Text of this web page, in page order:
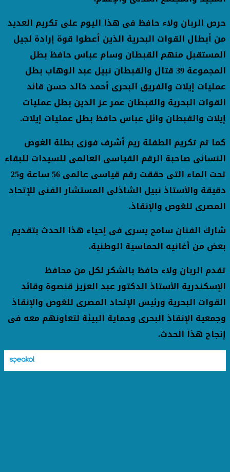
حرص الربان ولاء حافظ فى هذا اليوم على تكريم العديد
من أبطال القوات البحرية الذين أعطوا قوة إرادة لجيل
المستقبل منهم القبطان وسام عباس حافظ بطل
المجموعة 39 قتال والقبطان نبيل عبد الوهاب بطل
عمليات إيلات والفريق البحرى أحمد خالد حسن قائد
القوات البحرية والقبطان عمر عز الدين بطل عمليات
إيلات والقبطان وائل عباس حافظ بطل عمليات إيلات.
كما تم تكريم الطفلة ريم أشرف فوزى بطلة الغوص
النسائى صاحبة الرقم القياسى العالمى للسيدات للبقاء
تحت الماء التى حققت رقم قياسى عالمى 56 ساعة و25
دقيقة والأستاذ نبيل الشاذلى المستشار الفنى للإتحاد
المصرى للغوص والإنقاذ.
شارك الفنان سامح يسرى فى إحياء هذا الحدث بتقديم
بعض من أغانيه الحماسية الوطنية.
تقدم الربان ولاء حافظ بالشكر لكل من محافظ
الإسكندرية الأستاذ الدكتور عبد العزيز قنصوة وقائد
القوات البحرية ورئيس الإتحاد المصرى للغوص والإنقاذ
وجمعية الإنقاذ البحرى وحماية البيئة لتعاونهم معه فى
إنجاح هذا الحدث.